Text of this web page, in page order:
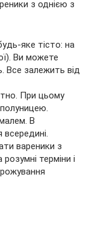
з однією з
яке тісто: на
Ви можете
Все залежить від
При цьому
В
всередині.
вареники з
терміни і